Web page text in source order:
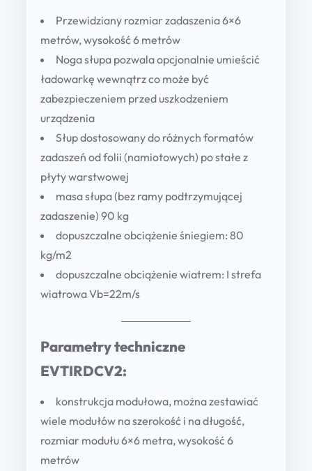
Przewidziany rozmiar zadaszenia 6×6
metrów, wysokość 6 metrów
Noga słupa pozwala opcjonalnie umieścić
ładowarkę wewnątrz co może być
zabezpieczeniem przed uszkodzeniem
urządzenia
Słup dostosowany do różnych formatów
zadaszeń od folii (namiotowych) po stałe z
płyty warstwowej
masa słupa (bez ramy podtrzymującej
zadaszenie) 90 kg
dopuszczalne obciążenie śniegiem: 80
kg/m2
dopuszczalne obciążenie wiatrem: I strefa
wiatrowa Vb=22m/s
Parametry techniczne
EVTIRDCV2:
konstrukcja modułowa, można zestawiać
wiele modułów na szerokość i na długość,
rozmiar modułu 6×6 metra, wysokość 6
metrów